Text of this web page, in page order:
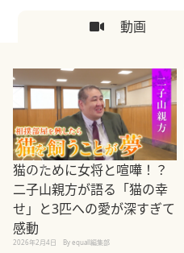
動画
猫のために女将と喧嘩！？
二子山親方が語る「猫の幸
せ」と3匹への愛が深すぎて
感動
2026年2月4日 By equall編集部